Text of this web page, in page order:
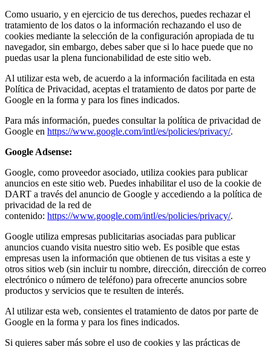
Como usuario, y en ejercicio de tus derechos, puedes rechazar el
tratamiento de los datos o la información rechazando el uso de
cookies mediante la selección de la configuración apropiada de tu
navegador, sin embargo, debes saber que si lo hace puede que no
puedas usar la plena funcionabilidad de este sitio web.
Al utilizar esta web, de acuerdo a la información facilitada en esta
Política de Privacidad, aceptas el tratamiento de datos por parte de
Google en la forma y para los fines indicados.
Para más información, puedes consultar la política de privacidad de
Google en https://www.google.com/intl/es/policies/privacy/.
Google Adsense:
Google, como proveedor asociado, utiliza cookies para publicar
anuncios en este sitio web. Puedes inhabilitar el uso de la cookie de
DART a través del anuncio de Google y accediendo a la política de
privacidad de la red de
contenido: https://www.google.com/intl/es/policies/privacy/.
Google utiliza empresas publicitarias asociadas para publicar
anuncios cuando visita nuestro sitio web. Es posible que estas
empresas usen la información que obtienen de tus visitas a este y
otros sitios web (sin incluir tu nombre, dirección, dirección de correo
electrónico o número de teléfono) para ofrecerte anuncios sobre
productos y servicios que te resulten de interés.
Al utilizar esta web, consientes el tratamiento de datos por parte de
Google en la forma y para los fines indicados.
Si quieres saber más sobre el uso de cookies y las prácticas de